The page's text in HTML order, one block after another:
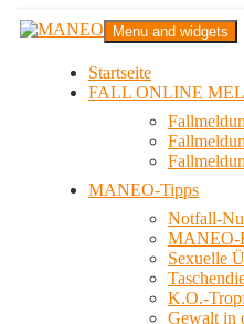
Zum
InhaltMANEO
Das schwule Anti-Gewalt-
Menu and widgets
Startseite
FALL ONLINE
MANEO-Tipps
Notfall-
MANEO-
Sexuelle
K.O.-
Gewalt in